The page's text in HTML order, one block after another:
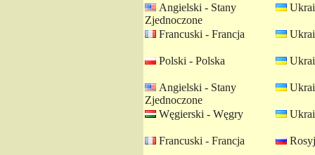
Angielski - Stany
Zjednoczone
Francuski - Francja
Polski - Polska
Angielski - Stany
Zjednoczone
Węgierski - Węgry
Francuski - Francja